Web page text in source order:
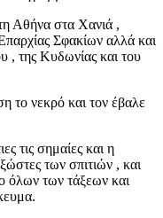
Αθήνα στα Χανιά ,
Σφακίων αλλά και
, της Κυδωνίας και του
το νεκρό και τον έβαλε
τις σημαίες και η
των σπιτιών , και
όλων των τάξεων και